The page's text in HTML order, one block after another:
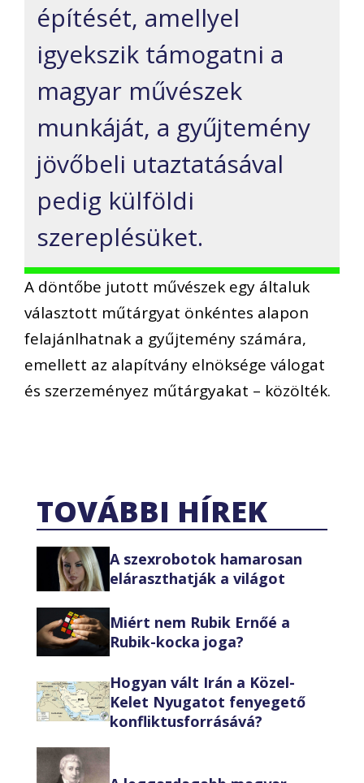
építését, amellyel
igyekszik támogatni a
magyar művészek
munkáját, a gyűjtemény
jövőbeli utaztatásával
pedig külföldi
szereplésüket.
A döntőbe jutott művészek egy általuk
választott műtárgyat önkéntes alapon
felajánlhatnak a gyűjtemény számára,
emellett az alapítvány elnöksége válogat
és szerzeményez műtárgyakat – közölték.
TOVÁBBI HÍREK
A szexrobotok hamarosan
eláraszthatják a világot
Miért nem Rubik Ernőé a
Rubik-kocka joga?
Hogyan vált Irán a Közel-
Kelet Nyugatot fenyegető
konfliktusforrásává?